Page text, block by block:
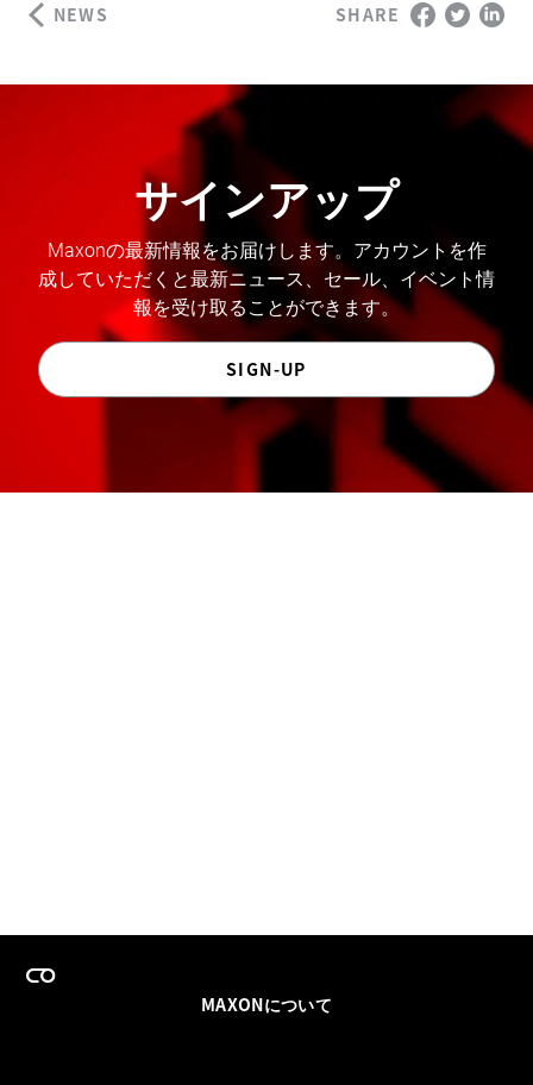
NEWS SHARE
サインアップ
Maxonの最新情報をお届けします。アカウントを作
成していただくと最新ニュース、セール、イベント情
報を受け取ることができます。
SIGN-UP
MAXONについて